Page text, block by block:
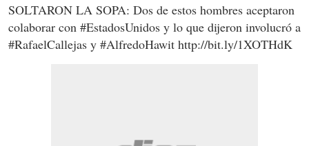
SOLTARON LA SOPA: Dos de estos hombres aceptaron
colaborar con #EstadosUnidos y lo que dijeron involucró a
#RafaelCallejas y #AlfredoHawit http://bit.ly/1XOTHdK